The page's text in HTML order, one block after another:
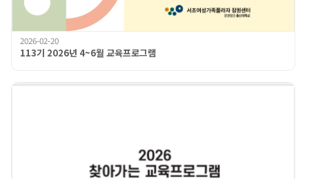
2026-02-20
113기 2026년 4~6월 교육프로그램